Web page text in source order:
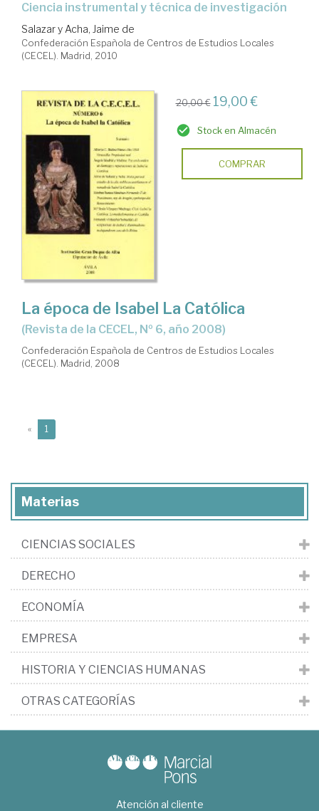
ciencia instrumental y técnica de investigación
Salazar y Acha, Jaime de
Confederación Española de Centros de Estudios Locales
(CECEL). Madrid, 2010
20,00 € 19,00 €
Stock en Almacén
COMPRAR
La época de Isabel La Católica
(Revista de la CECEL, Nº 6, año 2008)
Confederación Española de Centros de Estudios Locales
(CECEL). Madrid, 2008
« 1
Materias
CIENCIAS SOCIALES
DERECHO
ECONOMÍA
EMPRESA
HISTORIA Y CIENCIAS HUMANAS
OTRAS CATEGORÍAS
Atención al cliente